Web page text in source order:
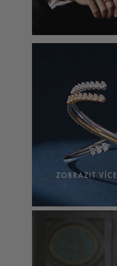
ZOBRAZIT VÍCE